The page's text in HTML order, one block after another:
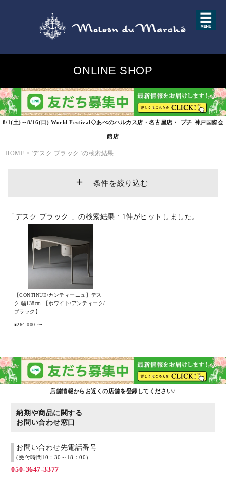
ONLINE SHOP
8/1(土)～8/16(日) World Festival◇あべのハルカス店・名古屋店・-プチ-神戸国際会
館店
HOME > 'デスク ブラック 'の検索結果
条件を絞り込む
ピックアップ商品
商品カテゴリー/家具
カラー
サイズ
「デスク ブラック 」の検索結果 : 1件がヒットしました。
【CONTINUE/カンティーニュ】デス
ク 幅138cm 【ホワイト/アンティーク/
ブラック】
¥264,000 〜
店舗情報からお近くの店舗を登録してください♪
納期や商品に関する
お問い合わせ窓口
お問い合わせ先電話番号
(受付時間10：30～18：00）
050-3647-3377